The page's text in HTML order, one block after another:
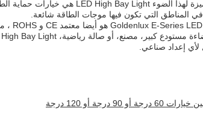
المناطق التي تكون فيها موجات الطاقة شائعة.
إعداد صناعي.
درجة أو 120 درجة